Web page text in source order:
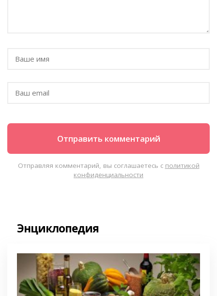
Отправляя комментарий, вы соглашаетесь с политикой
конфиденциальности
Энциклопедия